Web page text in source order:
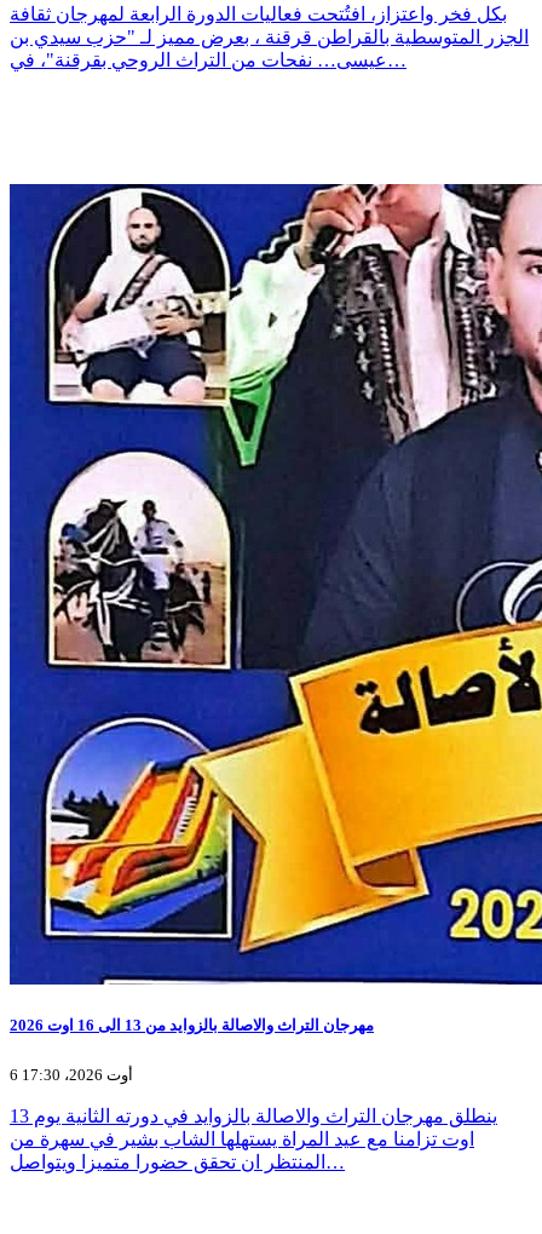
بكل فخر واعتزاز، افتُتحت فعاليات الدورة الرابعة لمهرجان ثقافة
الجزر المتوسطية بالقراطن قرقنة ، بعرض مميز لـ "حزب سيدي بن
عيسى… نفحات من التراث الروحي بقرقنة"، في…
مهرجان التراث والاصالة بالزوايد من 13 الى 16 اوت 2026
6 أوت 2026، 17:30
ينطلق مهرجان التراث والاصالة بالزوايد في دورته الثانية يوم 13
اوت تزامنا مع عيد المراة يستهلها الشاب بشير في سهرة من
المنتظر ان تحقق حضورا متميزا ويتواصل…